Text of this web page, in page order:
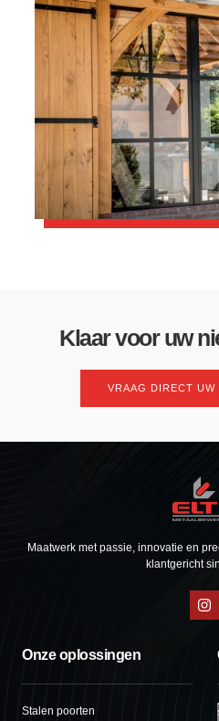
Klaar voor uw
VRAAG DIRECT UW
Maatwerk met passie, innovatie en
klantgericht
Onze oplossingen
Stalen poorten